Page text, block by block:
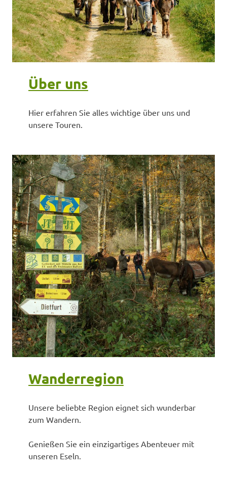
Über uns
Hier erfahren Sie alles wichtige über uns und
unsere Touren.
Wanderregion
Unsere beliebte Region eignet sich wunderbar
zum Wandern.
Genießen Sie ein einzigartiges Abenteuer mit
unseren Eseln.